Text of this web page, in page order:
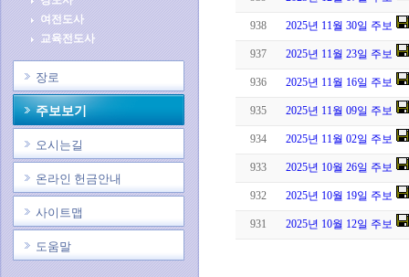
여전도사
교육전도사
장로
주보보기
오시는길
온라인 헌금안내
사이트맵
도움말
938 2025년 11월 30일 주보
937 2025년 11월 23일 주보
936 2025년 11월 16일 주보
935 2025년 11월 09일 주보
934 2025년 11월 02일 주보
933 2025년 10월 26일 주보
932 2025년 10월 19일 주보
931 2025년 10월 12일 주보